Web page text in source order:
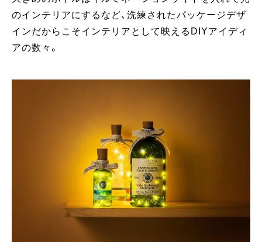
のインテリアにするなど、洗練されたパッケージデザ
インだからこそインテリアとして映えるDIYアイディ
アの数々。